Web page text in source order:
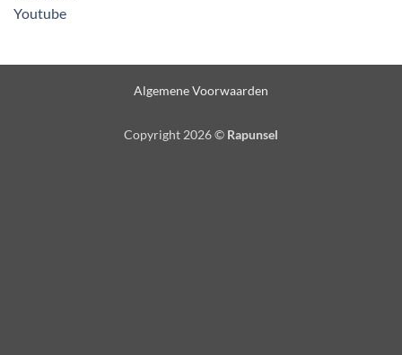
Youtube
Algemene Voorwaarden
Copyright 2026 © Rapunsel